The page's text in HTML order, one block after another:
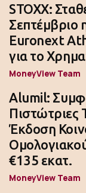
STOXX:
Σεπτέμβριο
Euronext
για το
MoneyView Team
Alumil:
Πιστώτριες
Έκδοση
€135 εκατ.
MoneyView Team